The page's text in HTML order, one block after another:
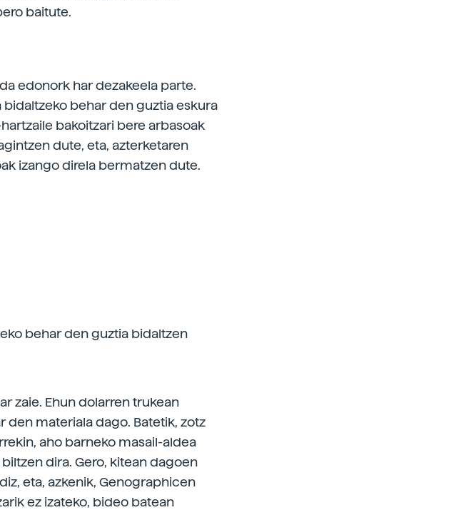
baitute.
edonork har dezakeela parte.
bidaltzeko behar den guztia eskura
bakoitzari bere arbasoak
dute, eta, azterketaren
izango direla bermatzen dute.
behar den guztia bidaltzen
zaie. Ehun dolarren trukean
den materiala dago. Batetik, zotz
aho barneko masail-aldea
dira. Gero, kitean dagoen
eta, azkenik, Genographicen
ez izateko, bideo batean